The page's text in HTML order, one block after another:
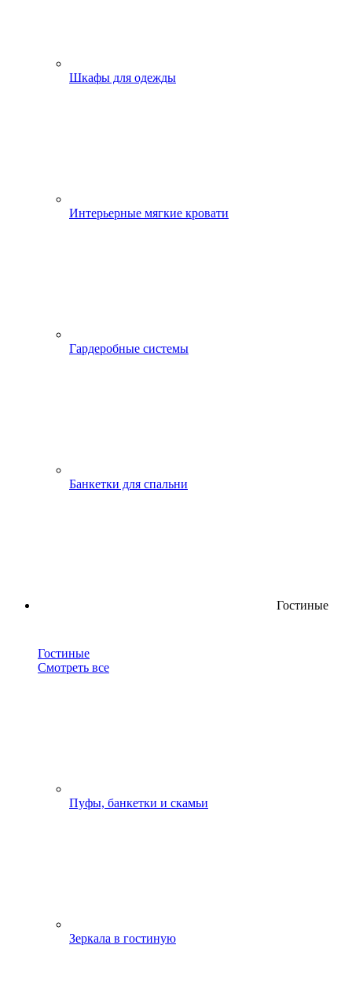
Шкафы для одежды
Интерьерные мягкие кровати
Гардеробные системы
Банкетки для спальни
Гостиные
Гостиные
Смотреть все
Пуфы, банкетки и скамьи
Зеркала в гостиную